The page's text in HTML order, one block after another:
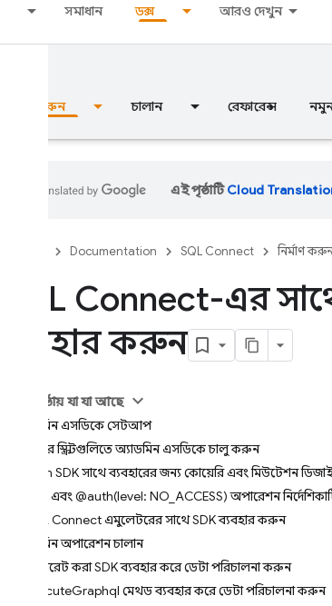
সমাধান ডক্স আরও দেখুন
নির্মাণ করুন চালান রেফারেন্স
এই পৃষ্ঠাটিCloud
Documentation SQL Connect নির্মাণ
SQL Connect-এর
ব্যবহার করুন
এই পৃষ্ঠায় যা যা আছে
অ্যাডমিন এসডিকে সেটআপ
আপনার স্ক্রিপ্টগুলিতে অ্যাডমিন এসডিকে চালু করুন
Admin SDK সাথে ব্যবহারের জন্য কোয়েরি এবং মিউটেশন
SDK এবং @auth(level: NO_ACCESS) অপারেশন
SQL Connect এমুলেটরের সাথে SDK ব্যবহার করুন
অ্যাডমিন অপারেশন চালান
জেনারেট করা SDK ব্যবহার করে ডেটা পরিচালনা করুন
executeGraphql মেথড ব্যবহার করে ডেটা পরিচালনা করুন